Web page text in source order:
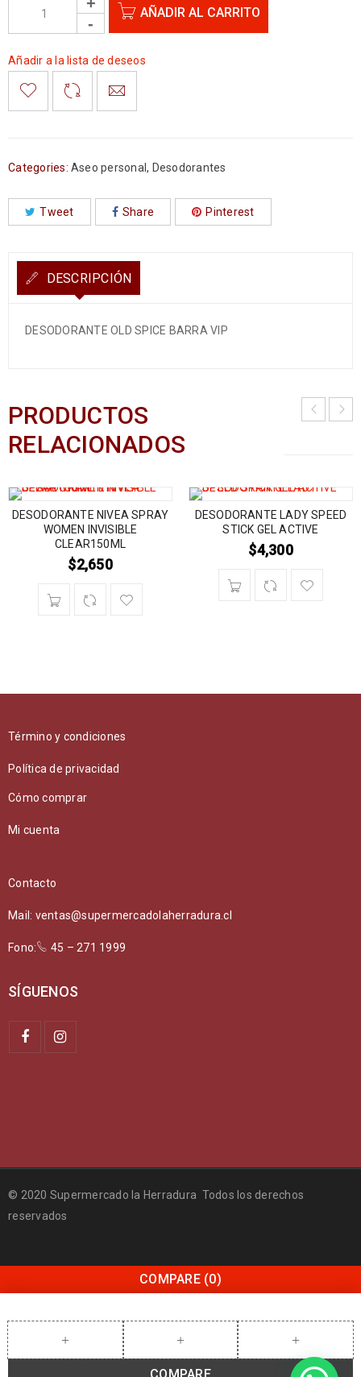
AÑADIR AL CARRITO
Añadir a la lista de deseos
Categories: Aseo personal, Desodorantes
Tweet Share Pinterest
DESCRIPCIÓN
DESODORANTE OLD SPICE BARRA VIP
PRODUCTOS
RELACIONADOS
DESODORANTE NIVEA SPRAY
WOMEN INVISIBLE
CLEAR150ML
$2,650
DESODORANTE LADY SPEED
STICK GEL ACTIVE
$4,300
Término y condiciones
Política de privacidad
Cómo comprar
Mi cuenta
Contacto
Mail: ventas@supermercadolaherradura.cl
Fono: 45 – 271 1999
SÍGUENOS
© 2020 Supermercado la Herradura Todos los derechos
reservados
COMPARE (0)